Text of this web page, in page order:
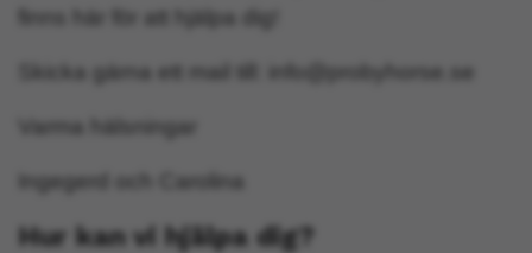
finns här för att hjälpa dig!
Skicka gärna ett mail till: info@probyhorse.se
Varma hälsningar
Ingegerd och Carolina
Hur kan vi hjälpa dig?